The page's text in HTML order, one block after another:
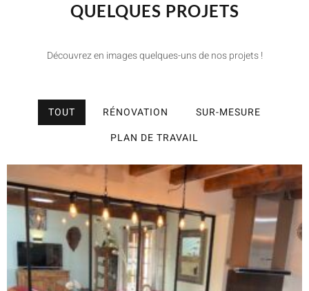
QUELQUES PROJETS
Découvrez en images quelques-uns de nos projets !
TOUT RÉNOVATION
SUR-MESURE
PLAN DE TRAVAIL